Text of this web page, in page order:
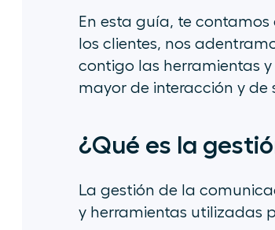
En esta guía, te
los clientes, nos
contigo las herramientas
mayor de interacción y de
¿Qué es la
La gestión de la
y herramientas utilizadas